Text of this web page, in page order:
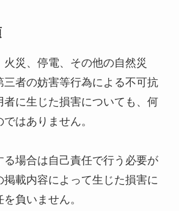
災、停電、その他の自然災
三者の妨害等行為による不可抗
者に生じた損害についても、何
はありません。
る場合は自己責任で行う必要が
掲載内容によって生じた損害に
負いません。